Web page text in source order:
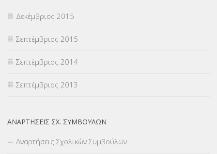
Δεκέμβριος 2015
Σεπτέμβριος 2015
Σεπτέμβριος 2014
Σεπτέμβριος 2013
ΑΝΑΡΤΉΣΕΙΣ ΣΧ. ΣΥΜΒΟΎΛΩΝ
Αναρτήσεις Σχολικών Συμβούλων